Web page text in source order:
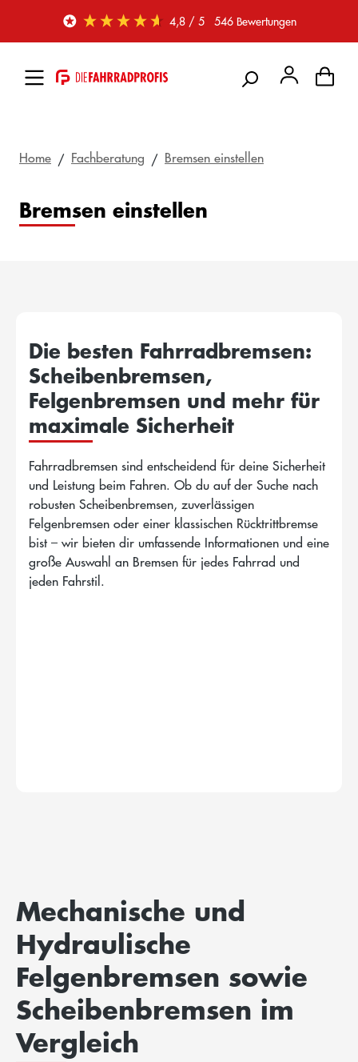
Zum Hauptinhalt springen 4,8/ 5 546 Bewertungen
Home Fachberatung Bremsen einstellen
Bremsen einstellen
Die besten Fahrradbremsen:
Scheibenbremsen,
Felgenbremsen und mehr für
maximale Sicherheit
Fahrradbremsen sind entscheidend für deine Sicherheit
und Leistung beim Fahren. Ob du auf der Suche nach
robusten Scheibenbremsen, zuverlässigen
Felgenbremsen oder einer klassischen Rücktrittbremse
bist – wir bieten dir umfassende Informationen und eine
große Auswahl an Bremsen für jedes Fahrrad und
jeden Fahrstil.
Mechanische und
Hydraulische
Felgenbremsen sowie
Scheibenbremsen im
Vergleich